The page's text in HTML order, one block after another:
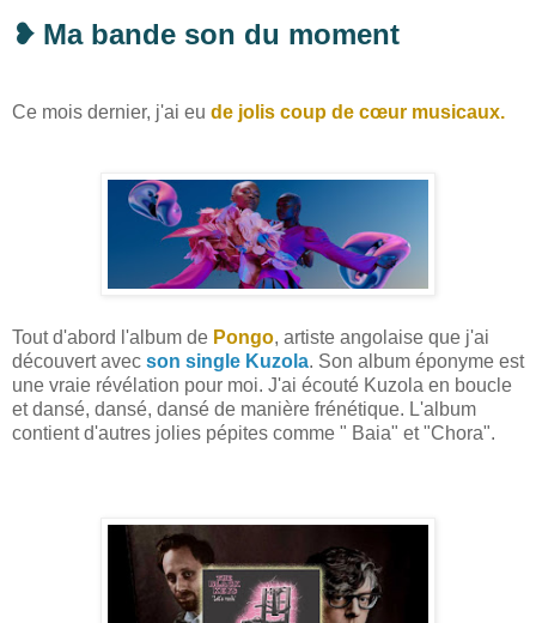
❥ Ma bande son du moment
Ce mois dernier, j'ai eu de jolis coup de cœur musicaux.
Tout d'abord l'album de Pongo, artiste angolaise que j'ai
découvert avec son single Kuzola. Son album éponyme est
une vraie révélation pour moi. J'ai écouté Kuzola en boucle
et dansé, dansé, dansé de manière frénétique. L'album
contient d'autres jolies pépites comme " Baia" et "Chora".